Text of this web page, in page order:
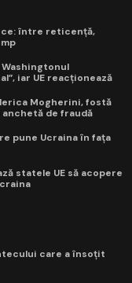
între reticență,
iar UE reacționează
Mogherini, fostă
de fraudă
pune Ucraina în fața
statele UE să acopere
care a însoțit